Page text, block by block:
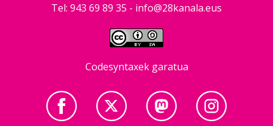
Tel: 943 69 89 35 - info@28kanala.eus
Codesyntaxek garatua